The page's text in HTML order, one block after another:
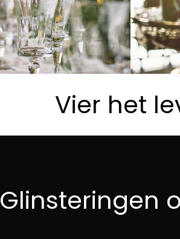
Vier het
Glinsteringen